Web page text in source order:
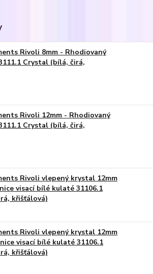
Rivoli 8mm - Rhodiovaný
Crystal (bílá, čirá,
Rivoli 12mm - Rhodiovaný
Crystal (bílá, čirá,
Rivoli vlepený krystal 12mm
visací bílé kulaté 31106.1
křišťálová)
Rivoli vlepený krystal 12mm
visací bílé kulaté 31106.1
křišťálová)